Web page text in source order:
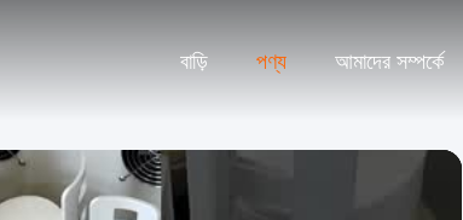
বাড়ি পণ্য আমাদের সম্পর্কে